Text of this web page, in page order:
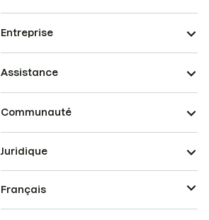
Entreprise
Assistance
Communauté
Juridique
Français